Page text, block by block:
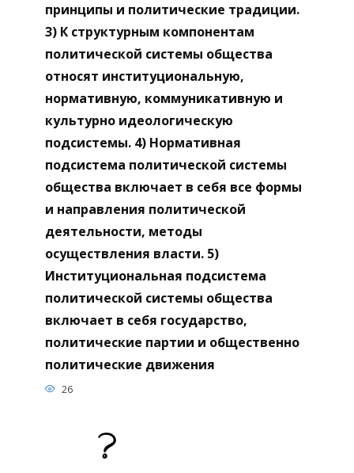
принципы и политические традиции.
3) К структурным компонентам
политической системы общества
относят институциональную,
нормативную, коммуникативную и
культурно идеологическую
подсистемы. 4) Нормативная
подсистема политической системы
общества включает в себя все формы
и направления политической
деятельности, методы
осуществления власти. 5)
Институциональная подсистема
политической системы общества
включает в себя государство,
политические партии и общественно
политические движения
26